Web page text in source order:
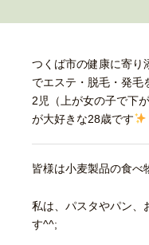
つくば市の健康に寄
でエステ・脱毛・発毛
2児（上が女の子で下
が大好きな28歳です
皆様は小麦製品の食べ
私は、パスタやパン、
す^^;